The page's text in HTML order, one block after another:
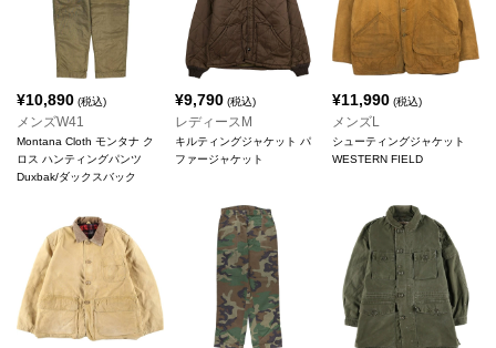
¥10,890 (税込)
メンズW41
Montana Cloth モンタナ ク
ロス ハンティングパンツ
Duxbak/ダックスバック
¥9,790(税込)
レディースM
キルティングジャケット パ
ファージャケット
¥11,990 (税込)
メンズL
シューティングジャケット
WESTERN FIELD